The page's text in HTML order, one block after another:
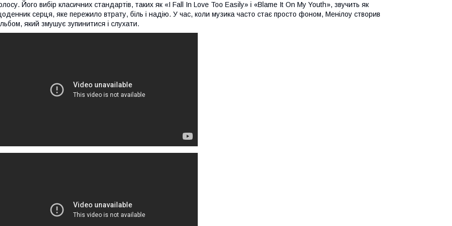
Його вибір класичних стандартів, таких як «I Fall In Love Too Easily» і «Blame It On My Youth», звучить як
серця, яке пережило втрату, біль і надію. У час, коли музика часто стає просто фоном, Менілоу створив
який змушує зупинитися і слухати.